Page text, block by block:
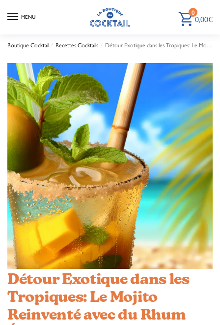
MENU 0
0,00€
Boutique Cocktail / Recettes Cocktails / Détour Exotique dans les Tropiques: Le Mojito Reinventé avec du Rhum Épicé et de la Mangue
Détour Exotique dans les
Tropiques: Le Mojito
Reinventé avec du Rhum